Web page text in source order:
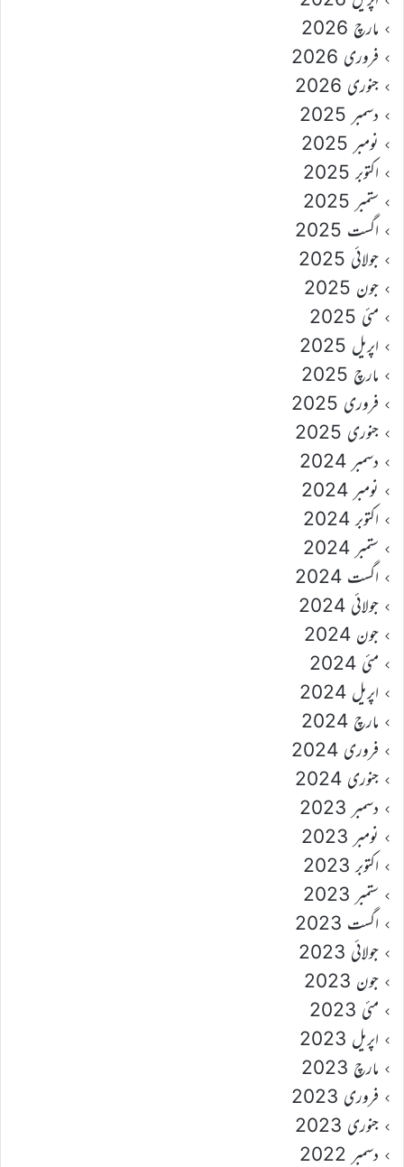
مارچ 2026
فروری 2026
جنوری 2026
دسمبر 2025
نومبر 2025
اکتوبر 2025
ستمبر 2025
اگست 2025
جولائی 2025
جون 2025
مئی 2025
اپریل 2025
مارچ 2025
فروری 2025
جنوری 2025
دسمبر 2024
نومبر 2024
اکتوبر 2024
ستمبر 2024
اگست 2024
جولائی 2024
جون 2024
مئی 2024
اپریل 2024
مارچ 2024
فروری 2024
جنوری 2024
دسمبر 2023
نومبر 2023
اکتوبر 2023
ستمبر 2023
اگست 2023
جولائی 2023
جون 2023
مئی 2023
اپریل 2023
مارچ 2023
فروری 2023
جنوری 2023
دسمبر 2022